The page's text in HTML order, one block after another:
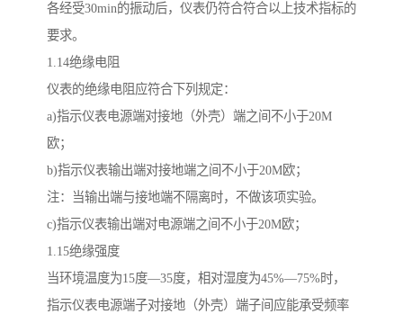
各经受30min的振动后，仪表仍符合符合以上技术指标的
要求。
1.14绝缘电阻
仪表的绝缘电阻应符合下列规定：
a)指示仪表电源端对接地（外壳）端之间不小于20M
欧；
b)指示仪表输出端对接地端之间不小于20M欧；
注：当输出端与接地端不隔离时，不做该项实验。
c)指示仪表输出端对电源端之间不小于20M欧；
1.15绝缘强度
当环境温度为15度—35度，相对湿度为45%—75%时，
指示仪表电源端子对接地（外壳）端子间应能承受频率